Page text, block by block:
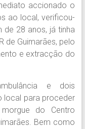
accionado o
ao local, verificou-
28 anos, já tinha
de Guimarães, pelo
e extracção do
e dois
local para proceder
do Centro
Bem como